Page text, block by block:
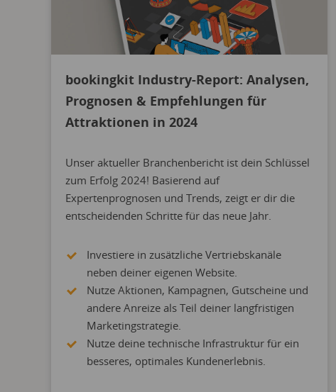
bookingkit Industry-Report: Analysen,
Prognosen & Empfehlungen für
Attraktionen in 2024
Unser aktueller Branchenbericht ist dein Schlüssel
zum Erfolg 2024! Basierend auf
Expertenprognosen und Trends, zeigt er dir die
entscheidenden Schritte für das neue Jahr.
Investiere in zusätzliche Vertriebskanäle
neben deiner eigenen Website.
Nutze Aktionen, Kampagnen, Gutscheine und
andere Anreize als Teil deiner langfristigen
Marketingstrategie.
Nutze deine technische Infrastruktur für ein
besseres, optimales Kundenerlebnis.